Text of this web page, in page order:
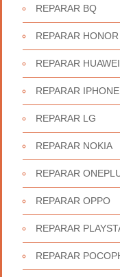
REPARAR BQ
REPARAR HONOR
REPARAR HUAWEI
REPARAR IPHONE
REPARAR LG
REPARAR NOKIA
REPARAR
REPARAR OPPO
REPARAR
REPARAR